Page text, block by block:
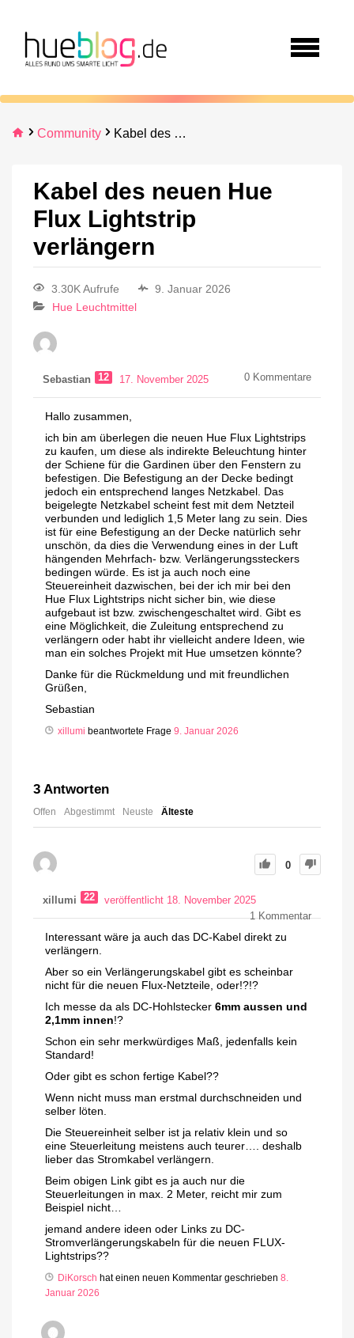
Community Kabel des neuen Hue Flux Lightstrip verlängern
Kabel des neuen Hue
Flux Lightstrip
verlängern
3.30K Aufrufe
9. Januar 2026
Hue Leuchtmittel
Sebastian 12 17. November 2025 0 Kommentare
Hallo zusammen,
ich bin am überlegen die neuen Hue Flux Lightstrips
zu kaufen, um diese als indirekte Beleuchtung hinter
der Schiene für die Gardinen über den Fenstern zu
befestigen. Die Befestigung an der Decke bedingt
jedoch ein entsprechend langes Netzkabel. Das
beigelegte Netzkabel scheint fest mit dem Netzteil
verbunden und lediglich 1,5 Meter lang zu sein. Dies
ist für eine Befestigung an der Decke natürlich sehr
unschön, da dies die Verwendung eines in der Luft
hängenden Mehrfach- bzw. Verlängerungssteckers
bedingen würde. Es ist ja auch noch eine
Steuereinheit dazwischen, bei der ich mir bei den
Hue Flux Lightstrips nicht sicher bin, wie diese
aufgebaut ist bzw. zwischengeschaltet wird. Gibt es
eine Möglichkeit, die Zuleitung entsprechend zu
verlängern oder habt ihr vielleicht andere Ideen, wie
man ein solches Projekt mit Hue umsetzen könnte?
Danke für die Rückmeldung und mit freundlichen
Grüßen,
Sebastian
xillumi beantwortete Frage 9. Januar 2026
3 Antworten
Offen Abgestimmt Neuste Älteste
0
xillumi 22
veröffentlicht 18. November 2025
1Kommentar
Interessant wäre ja auch das DC-Kabel direkt zu
verlängern.
Aber so ein Verlängerungskabel gibt es scheinbar
nicht für die neuen Flux-Netzteile, oder!?!?
Ich messe da als DC-Hohlstecker 6mm aussen und
2,1mm innen!?
Schon ein sehr merkwürdiges Maß, jedenfalls kein
Standard!
Oder gibt es schon fertige Kabel??
Wenn nicht muss man erstmal durchschneiden und
selber löten.
Die Steuereinheit selber ist ja relativ klein und so
eine Steuerleitung meistens auch teurer…. deshalb
lieber das Stromkabel verlängern.
Beim obigen Link gibt es ja auch nur die
Steuerleitungen in max. 2 Meter, reicht mir zum
Beispiel nicht…
jemand andere ideen oder Links zu DC-
Stromverlängerungskabeln für die neuen FLUX-
Lightstrips??
DiKorsch hat einen neuen Kommentar geschrieben 8.
Januar 2026